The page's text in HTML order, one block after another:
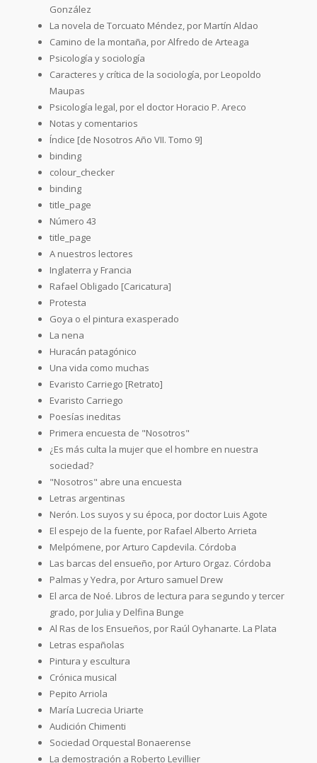
González
La novela de Torcuato Méndez, por Martín Aldao
Camino de la montaña, por Alfredo de Arteaga
Psicología y sociología
Caracteres y crítica de la sociología, por Leopoldo
Maupas
Psicología legal, por el doctor Horacio P. Areco
Notas y comentarios
Índice [de Nosotros Año VII. Tomo 9]
binding
colour_checker
binding
title_page
Número 43
title_page
A nuestros lectores
Inglaterra y Francia
Rafael Obligado [Caricatura]
Protesta
Goya o el pintura exasperado
La nena
Huracán patagónico
Una vida como muchas
Evaristo Carriego [Retrato]
Evaristo Carriego
Poesías ineditas
Primera encuesta de "Nosotros"
¿Es más culta la mujer que el hombre en nuestra
sociedad?
"Nosotros" abre una encuesta
Letras argentinas
Nerón. Los suyos y su época, por doctor Luis Agote
El espejo de la fuente, por Rafael Alberto Arrieta
Melpómene, por Arturo Capdevila. Córdoba
Las barcas del ensueño, por Arturo Orgaz. Córdoba
Palmas y Yedra, por Arturo samuel Drew
El arca de Noé. Libros de lectura para segundo y tercer
grado, por Julia y Delfina Bunge
Al Ras de los Ensueños, por Raúl Oyhanarte. La Plata
Letras españolas
Pintura y escultura
Crónica musical
Pepito Arriola
María Lucrecia Uriarte
Audición Chimenti
Sociedad Orquestal Bonaerense
La demostración a Roberto Levillier